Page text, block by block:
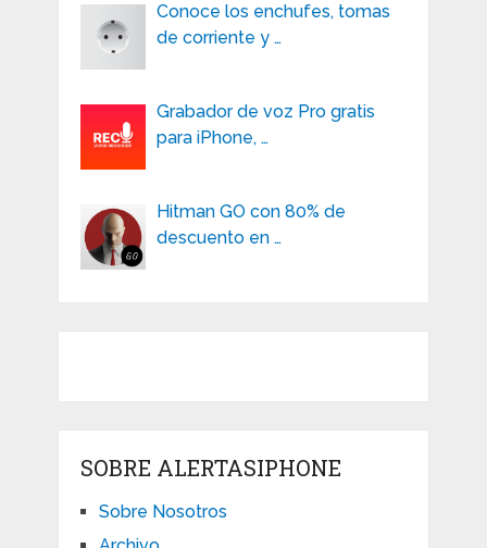
Conoce los enchufes, tomas
de corriente y …
Grabador de voz Pro gratis
para iPhone, …
Hitman GO con 80% de
descuento en …
SOBRE ALERTASIPHONE
Sobre Nosotros